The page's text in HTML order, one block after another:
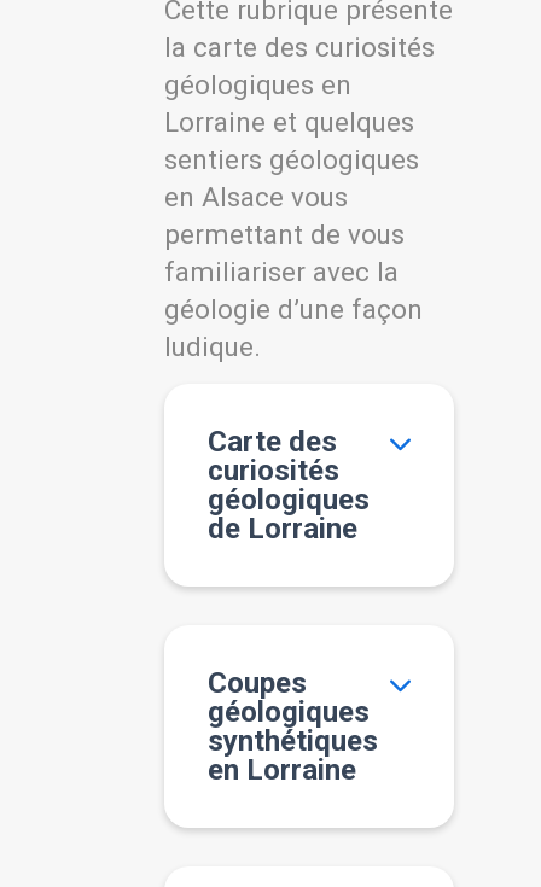
Cette rubrique présente
la carte des curiosités
géologiques en
Lorraine et quelques
sentiers géologiques
en Alsace vous
permettant de vous
familiariser avec la
géologie d’une façon
ludique.
Carte des
curiosités
géologiques
de Lorraine
Coupes
géologiques
synthétiques
en Lorraine